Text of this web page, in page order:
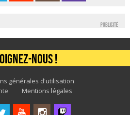
Publicité
nous !
générales d'utilisation
Mentions légales